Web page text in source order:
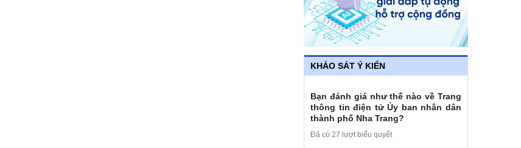
KHẢO SÁT Ý KIẾN
Bạn đánh giá như thế nào về Trang
thông tin điện tử Ủy ban nhân dân
thành phố Nha Trang?
Đã có 27 lượt biểu quyết